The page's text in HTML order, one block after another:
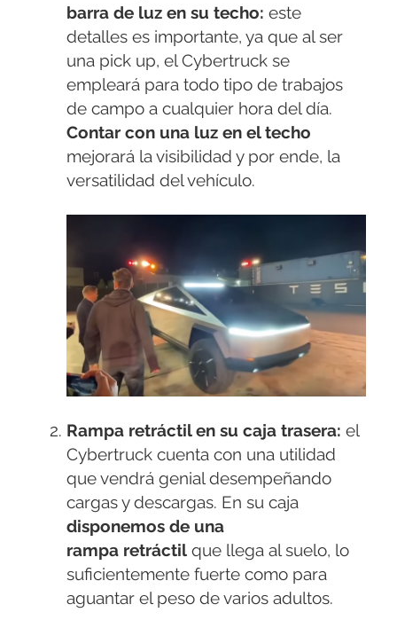
barra de luz en su techo: este
detalles es importante, ya que al ser
una pick up, el Cybertruck se
empleará para todo tipo de trabajos
de campo a cualquier hora del día.
Contar con una luz en el techo
mejorará la visibilidad y por ende, la
versatilidad del vehículo.
Rampa retráctil en su caja trasera: el
Cybertruck cuenta con una utilidad
que vendrá genial desempeñando
cargas y descargas. En su caja
disponemos de una
rampa retráctil que llega al suelo, lo
suficientemente fuerte como para
aguantar el peso de varios adultos.